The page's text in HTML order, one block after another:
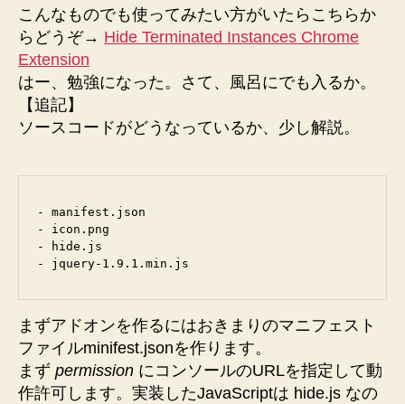
こんなものでも使ってみたい方がいたらこちらか
らどうぞ→ Hide Terminated Instances Chrome
Extension
はー、勉強になった。さて、風呂にでも入るか。
【追記】
ソースコードがどうなっているか、少し解説。
- manifest.json
- icon.png
- hide.js
まずアドオンを作るにはおきまりのマニフェスト
ファイルminifest.jsonを作ります。
まず permission にコンソールのURLを指定して動
作許可します。実装したJavaScriptは hide.js なの